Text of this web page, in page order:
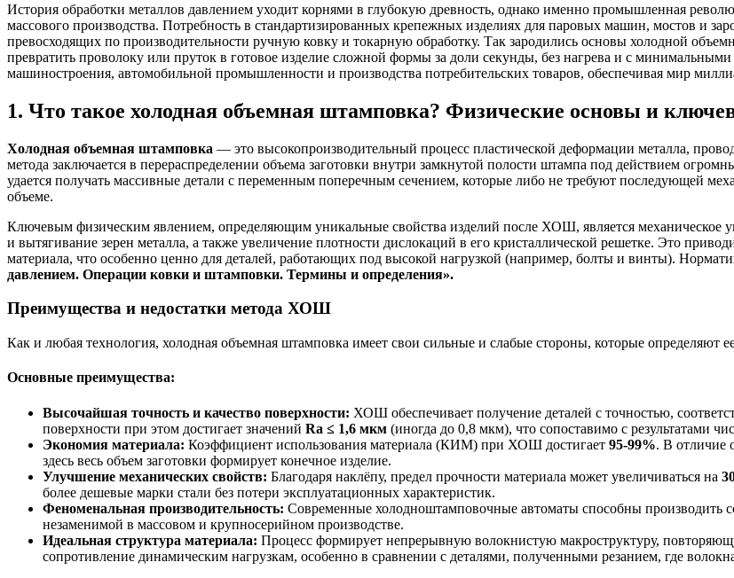
История обработки металлов давлением уходит корнями в глубокую древность, однако именно промышленная
массового производства. Потребность в стандартизированных крепежных изделиях для паровых машин, мостов и
превосходящих по производительности ручную ковку и токарную обработку. Так зародились основы холодной
превратить проволоку или пруток в готовое изделие сложной формы за доли секунды, без нагрева и с
машиностроения, автомобильной промышленности и производства потребительских товаров, обеспечивая мир
1. Что такое холодная объемная штамповка? Физические основы и
Холодная объемная штамповка — это высокопроизводительный процесс пластической деформации металла,
метода заключается в перераспределении объема заготовки внутри замкнутой полости штампа под действием
удается получать массивные детали с переменным поперечным сечением, которые либо не требуют последующей
объеме.
Ключевым физическим явлением, определяющим уникальные свойства изделий после ХОШ, является механическое
и вытягивание зерен металла, а также увеличение плотности дислокаций в его кристаллической решетке. Это
материала, что особенно ценно для деталей, работающих под высокой нагрузкой (например, болты и винты).
давлением. Операции ковки и штамповки. Термины и определения».
Преимущества и недостатки метода ХОШ
Как и любая технология, холодная объемная штамповка имеет свои сильные и слабые стороны, которые определяют
Основные преимущества:
Высочайшая точность и качество поверхности: ХОШ обеспечивает получение деталей с точностью,
поверхности при этом достигает значений Ra ≤ 1,6 мкм (иногда до 0,8 мкм), что сопоставимо с результатами
Экономия материала: Коэффициент использования материала (КИМ) при ХОШ достигает 95-99%. В отличие
здесь весь объем заготовки формирует конечное изделие.
Улучшение механических свойств: Благодаря наклёпу, предел прочности материала может увеличиваться на
более дешевые марки стали без потери эксплуатационных характеристик.
Феноменальная производительность: Современные холодноштамповочные автоматы способны производить
незаменимой в массовом и крупносерийном производстве.
Идеальная структура материала: Процесс формирует непрерывную волокнистую макроструктуру,
сопротивление динамическим нагрузкам, особенно в сравнении с деталями, полученными резанием, где